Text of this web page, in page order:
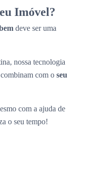
Imóvel?
deve ser uma
nossa tecnologia
com o seu
com a ajuda de
o seu tempo!